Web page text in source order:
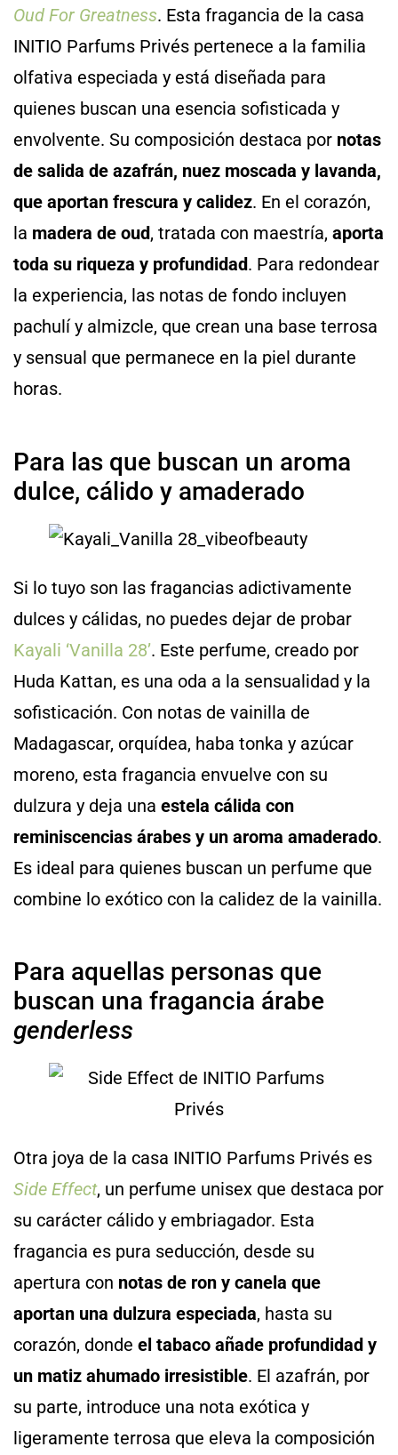
Oud For Greatness. Esta fragancia de la casa
INITIO Parfums Privés pertenece a la familia
olfativa especiada y está diseñada para
quienes buscan una esencia sofisticada y
envolvente. Su composición destaca por notas
de salida de azafrán, nuez moscada y lavanda,
que aportan frescura y calidez. En el corazón,
la madera de oud, tratada con maestría, aporta
toda su riqueza y profundidad. Para redondear
la experiencia, las notas de fondo incluyen
pachulí y almizcle, que crean una base terrosa
y sensual que permanece en la piel durante
horas.
Para las que buscan un aroma
dulce, cálido y amaderado
Si lo tuyo son las fragancias adictivamente
dulces y cálidas, no puedes dejar de probar
Kayali ‘Vanilla 28’. Este perfume, creado por
Huda Kattan, es una oda a la sensualidad y la
sofisticación. Con notas de vainilla de
Madagascar, orquídea, haba tonka y azúcar
moreno, esta fragancia envuelve con su
dulzura y deja una estela cálida con
reminiscencias árabes y un aroma amaderado.
Es ideal para quienes buscan un perfume que
combine lo exótico con la calidez de la vainilla.
Para aquellas personas que
buscan una fragancia árabe
genderless
Otra joya de la casa INITIO Parfums Privés es
Side Effect, un perfume unisex que destaca por
su carácter cálido y embriagador. Esta
fragancia es pura seducción, desde su
apertura con notas de ron y canela que
aportan una dulzura especiada, hasta su
corazón, donde el tabaco añade profundidad y
un matiz ahumado irresistible. El azafrán, por
su parte, introduce una nota exótica y
ligeramente terrosa que eleva la composición